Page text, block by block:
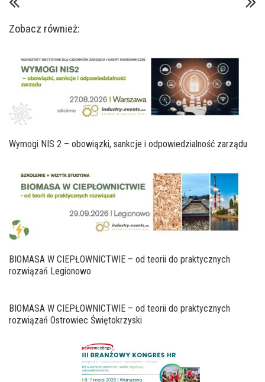
Zobacz również:
Wymogi NIS 2 – obowiązki, sankcje i odpowiedzialność zarządu
BIOMASA W CIEPŁOWNICTWIE – od teorii do praktycznych
rozwiązań Legionowo
BIOMASA W CIEPŁOWNICTWIE – od teorii do praktycznych
rozwiązań Ostrowiec Świętokrzyski